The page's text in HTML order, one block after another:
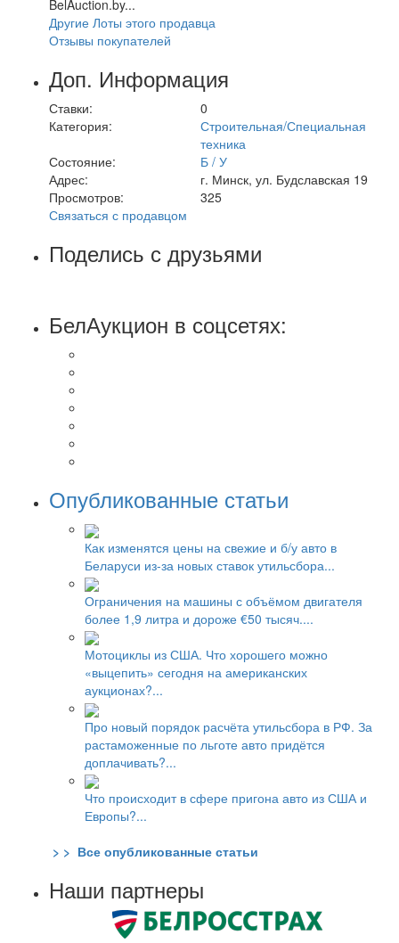
BelAuction.by...
Другие Лоты этого продавца
Отзывы покупателей
Доп. Информация
Ставки:
0
Категория:
Строительная/Специальная
техника
Состояние:
Б / У
Адрес:
г. Минск, ул. Будславская 19
Просмотров:
325
Связаться с продавцом
Поделись с друзьями
БелАукцион в соцсетях:
Опубликованные статьи
Как изменятся цены на свежие и б/у авто в
Беларуси из-за новых ставок утильсбора...
Ограничения на машины с объёмом двигателя
более 1,9 литра и дороже €50 тысяч....
Мотоциклы из США. Что хорошего можно
«выцепить» сегодня на американских
аукционах?...
Про новый порядок расчёта утильсбора в РФ. За
растаможенные по льготе авто придётся
доплачивать?...
Что происходит в сфере пригона авто из США и
Европы?...
> > Все опубликованные статьи
Наши партнеры